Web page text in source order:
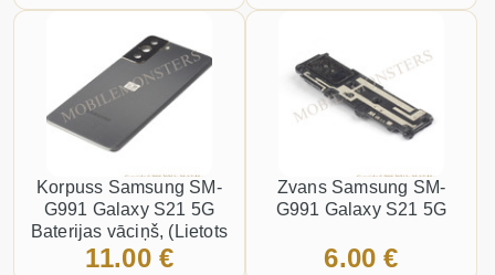
Korpuss Samsung SM-
G991 Galaxy S21 5G
Baterijas vāciņš, (Lietots
B stavoklis) Pelēks
11.00 €
Zvans Samsung SM-
G991 Galaxy S21 5G
6.00 €